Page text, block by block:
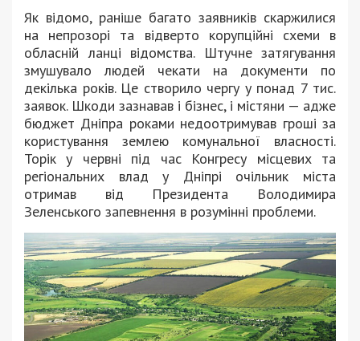
Як відомо, раніше багато заявників скаржилися
на непрозорі та відверто корупційні схеми в
обласній ланці відомства. Штучне затягування
змушувало людей чекати на документи по
декілька років. Це створило чергу у понад 7 тис.
заявок. Шкоди зазнавав і бізнес, і містяни — адже
бюджет Дніпра роками недоотримував гроші за
користування землею комунальної власності.
Торік у червні під час Конгресу місцевих та
регіональних влад у Дніпрі очільник міста
отримав від Президента Володимира
Зеленського запевнення в розумінні проблеми.